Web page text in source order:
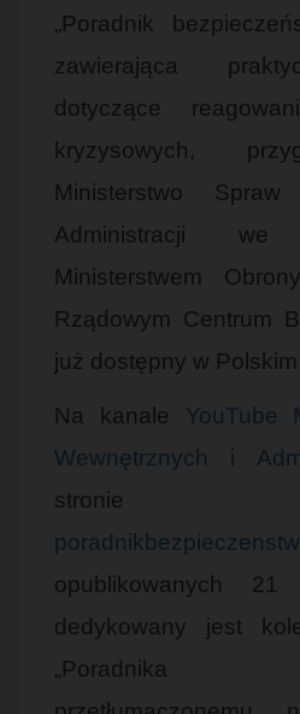
„Poradnik
zawierająca
dotyczące
kryzysowych,
Ministerstwo
Administracji
Ministerstwem
Rządowym Centrum
już dostępny w
Na kanale YouTube
Wewnętrznych i
stronie
opublikowanych
dedykowany jest
„Poradnika